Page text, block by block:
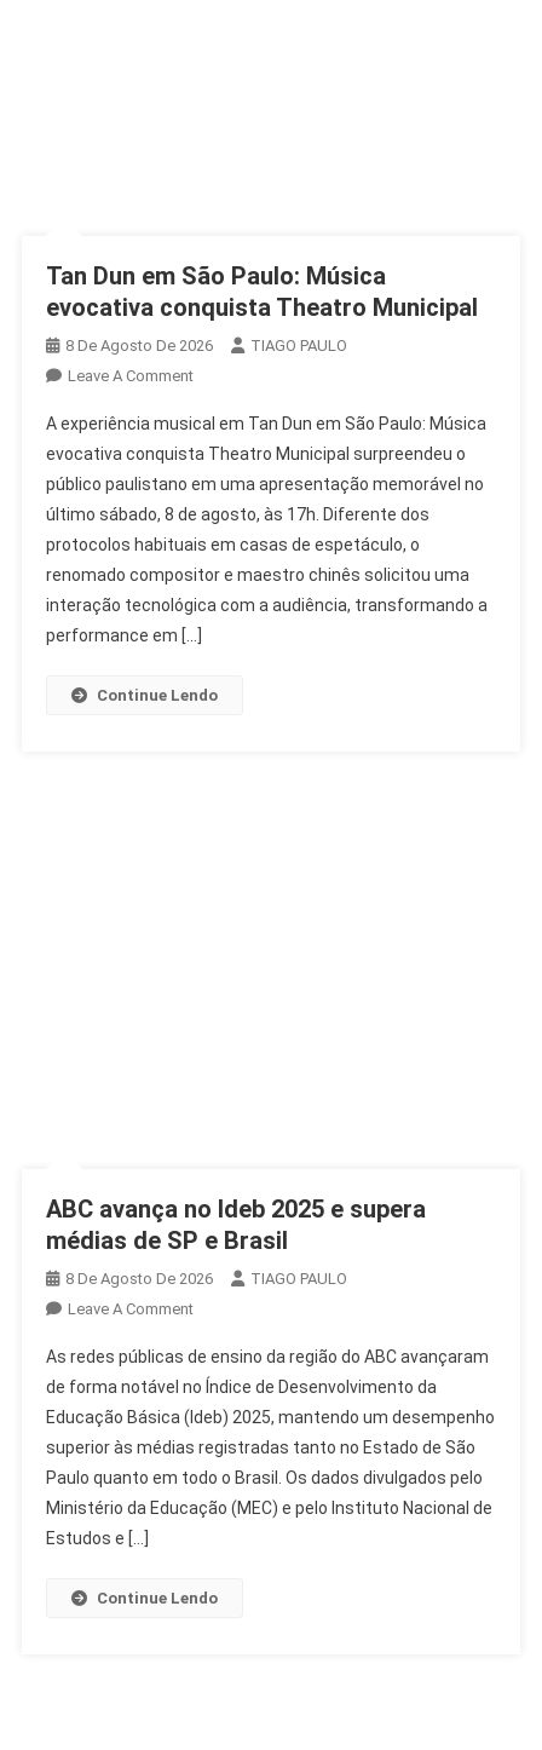
Tan Dun em São Paulo: Música
evocativa conquista Theatro Municipal
8 De Agosto De 2026
TIAGO PAULO
Leave A CommentOn
Dun
Em
São
Paulo:
Música
Evocativa
Conquista
Theatro
A experiência musical em Tan Dun em São Paulo: Música
evocativa conquista Theatro Municipal surpreendeu o
público paulistano em uma apresentação memorável no
último sábado, 8 de agosto, às 17h. Diferente dos
protocolos habituais em casas de espetáculo, o
renomado compositor e maestro chinês solicitou uma
interação tecnológica com a audiência, transformando a
performance em […]
Continue Lendo
ABC avança no Ideb 2025 e supera
médias de SP e Brasil
8 De Agosto De 2026
TIAGO PAULO
Leave A CommentOn
Avança
No
Ideb
2025
E
Supera
As redes públicas de ensino da região do ABC avançaram
de forma notável no Índice de Desenvolvimento da
Educação Básica (Ideb) 2025, mantendo um desempenho
superior às médias registradas tanto no Estado de São
Paulo quanto em todo o Brasil. Os dados divulgados pelo
Ministério da Educação (MEC) e pelo Instituto Nacional de
Estudos e […]
Continue Lendo